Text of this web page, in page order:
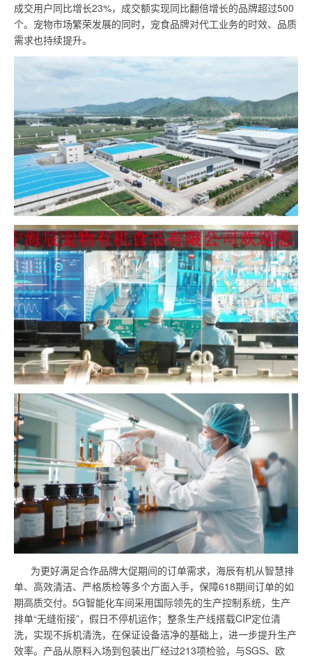
成交用户同比增长23%，成交额实现同比翻倍增长的品牌超过500
个。宠物市场繁荣发展的同时，宠食品牌对代工业务的时效、品质
需求也持续提升。
为更好满足合作品牌大促期间的订单需求，海辰有机从智慧排
单、高效清洁、严格质检等多个方面入手，保障618期间订单的如
期高质交付。5G智能化车间采用国际领先的生产控制系统，生产
排单“无缝衔接”，假日不停机运作；整条生产线搭载CIP定位清
洗，实现不拆机清洗，在保证设备洁净的基础上，进一步提升生产
效率。产品从原料入场到包装出厂经过213项检验，与SGS、欧